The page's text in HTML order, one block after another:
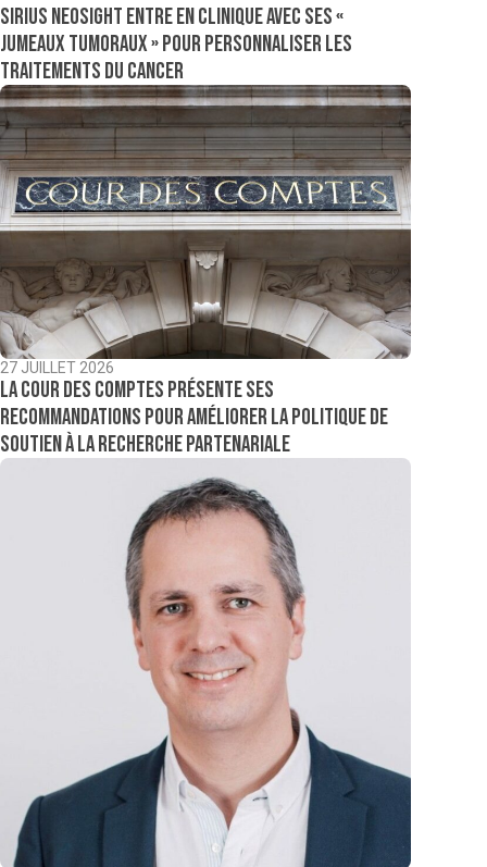
Sirius NeoSight entre en clinique avec ses «
jumeaux tumoraux » pour personnaliser les
traitements du cancer
27 JUILLET 2026
La Cour des comptes présente ses
recommandations pour améliorer la politique de
soutien à la recherche partenariale